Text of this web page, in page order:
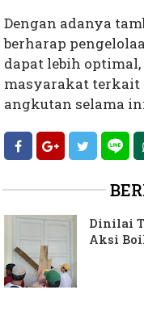
Dengan adanya
berharap
dapat lebih
masyarakat terkait
angkutan selama
Dinilai
Aksi